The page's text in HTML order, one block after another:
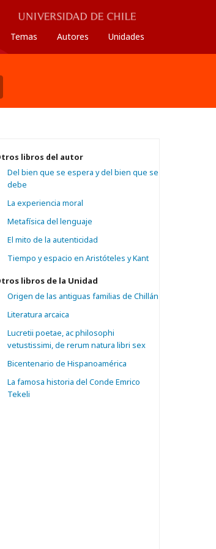
Temas Autores Unidades
libros del autor
Del bien que se espera y del bien que se
debe
La experiencia moral
Metafísica del lenguaje
El mito de la autenticidad
Tiempo y espacio en Aristóteles y Kant
libros de la Unidad
Origen de las antiguas familias de Chillán
Literatura arcaica
Lucretii poetae, ac philosophi
vetustissimi, de rerum natura libri sex
Bicentenario de Hispanoamérica
La famosa historia del Conde Emrico
Tekeli